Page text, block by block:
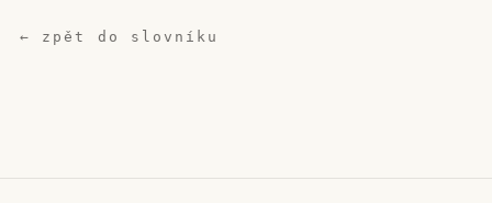
← zpět do slovníku